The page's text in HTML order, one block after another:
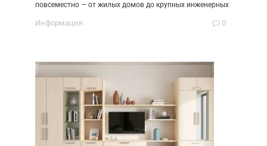
повсеместно — от жилых домов до крупных инженерных
Информация 0